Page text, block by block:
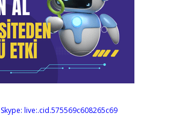
Skype: live:.cid.575569c608265c69